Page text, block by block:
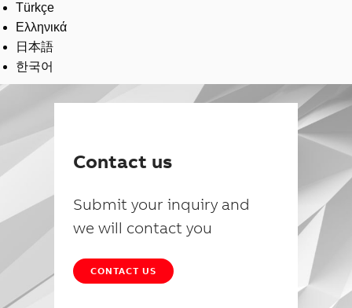
Türkçe
Ελληνικά
日本語
한국어
Contact us
Submit your inquiry and
we will contact you
CONTACT US